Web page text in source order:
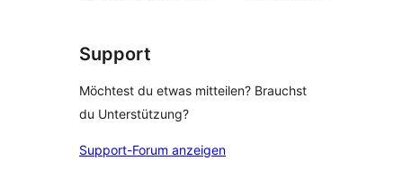
Support
Möchtest du etwas mitteilen? Brauchst
du Unterstützung?
Support-Forum anzeigen